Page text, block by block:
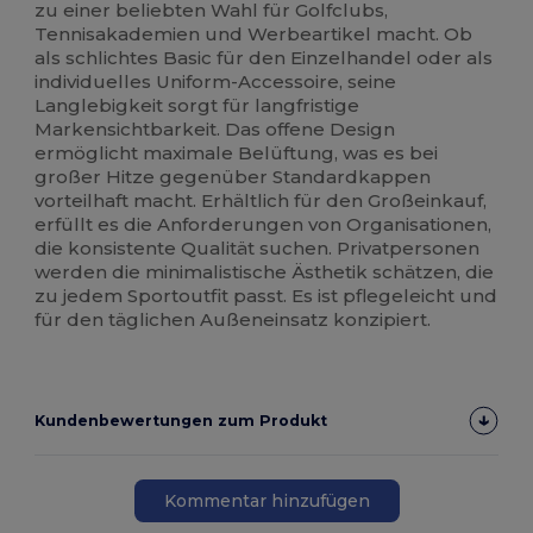
zu einer beliebten Wahl für Golfclubs,
Tennisakademien und Werbeartikel macht. Ob
als schlichtes Basic für den Einzelhandel oder als
individuelles Uniform-Accessoire, seine
Langlebigkeit sorgt für langfristige
Markensichtbarkeit. Das offene Design
ermöglicht maximale Belüftung, was es bei
großer Hitze gegenüber Standardkappen
vorteilhaft macht. Erhältlich für den Großeinkauf,
erfüllt es die Anforderungen von Organisationen,
die konsistente Qualität suchen. Privatpersonen
werden die minimalistische Ästhetik schätzen, die
zu jedem Sportoutfit passt. Es ist pflegeleicht und
für den täglichen Außeneinsatz konzipiert.
Kundenbewertungen zum Produkt
Kommentar hinzufügen